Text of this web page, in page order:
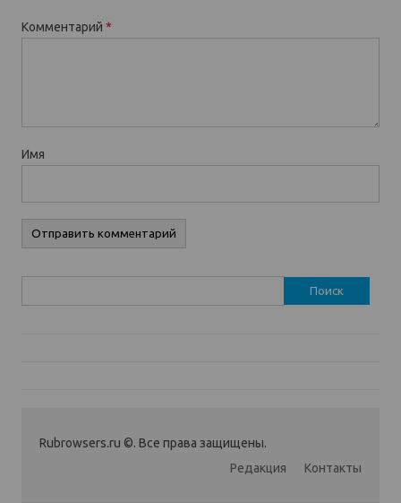
Комментарий *
Имя
Rubrowsers.ru ©. Все права защищены.
Редакция
Контакты